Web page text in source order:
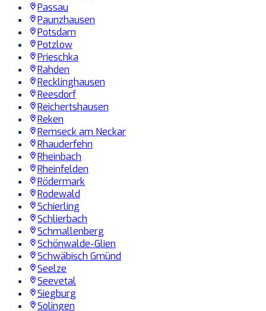
Passau
Paunzhausen
Potsdam
Potzlow
Prieschka
Rahden
Recklinghausen
Reesdorf
Reichertshausen
Reken
Remseck am Neckar
Rhauderfehn
Rheinbach
Rheinfelden
Rödermark
Rodewald
Schierling
Schlierbach
Schmallenberg
Schönwalde-Glien
Schwäbisch Gmünd
Seelze
Seevetal
Siegburg
Solingen